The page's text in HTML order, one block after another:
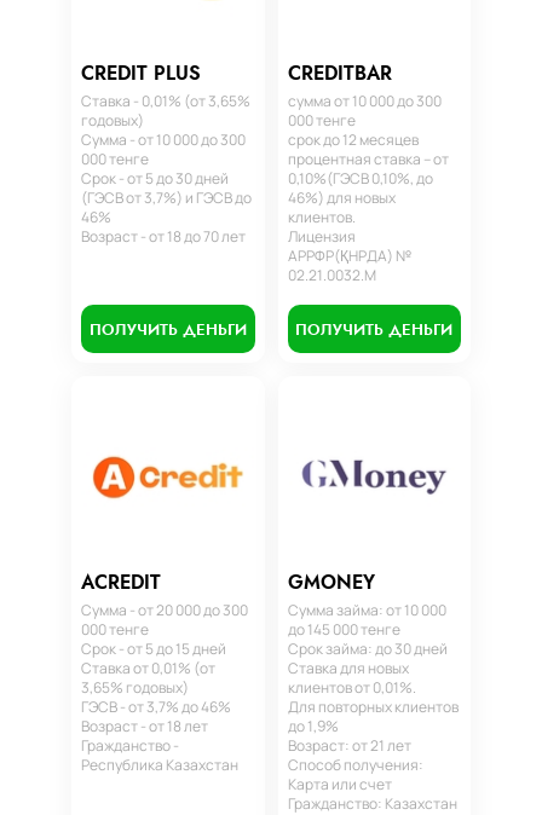
CREDIT PLUS
Ставка - 0,01% (от 3,65%
годовых)
Сумма - от 10 000 до 300
000 тенге
Срок - от 5 до 30 дней
(ГЭСВ от 3,7%) и ГЭСВ до
46%
Возраст - от 18 до 70 лет
ПОЛУЧИТЬ ДЕНЬГИ
CREDITBAR
сумма от 10 000 до 300
000 тенге
срок до 12 месяцев
процентная ставка – от
0,10%(ГЭСВ 0,10%, до
46%) для новых
клиентов.
Лицензия
АРРФР(ҚНРДА) №
02.21.0032.М
ПОЛУЧИТЬ ДЕНЬГИ
ACREDIT
Сумма - от 20 000 до 300
000 тенге
Срок - от 5 до 15 дней
Ставка от 0,01% (от
3,65% годовых)
ГЭСВ - от 3,7% до 46%
Возраст - от 18 лет
Гражданство -
Республика Казахстан
GMONEY
Сумма займа: от 10 000
до 145 000 тенге
Срок займа: до 30 дней
Ставка для новых
клиентов от 0,01%.
Для повторных клиентов
до 1,9%
Возраст: от 21 лет
Способ получения:
Карта или счет
Гражданство: Казахстан